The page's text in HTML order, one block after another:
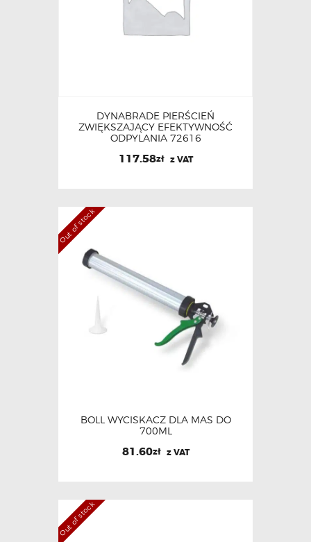
DYNABRADE PIERŚCIEŃ
ZWIĘKSZAJĄCY EFEKTYWNOŚĆ
ODPYLANIA 72616
117.58zł z VAT
Out of stock
BOLL WYCISKACZ DLA MAS DO
700ML
81.60zł z VAT
Out of stock